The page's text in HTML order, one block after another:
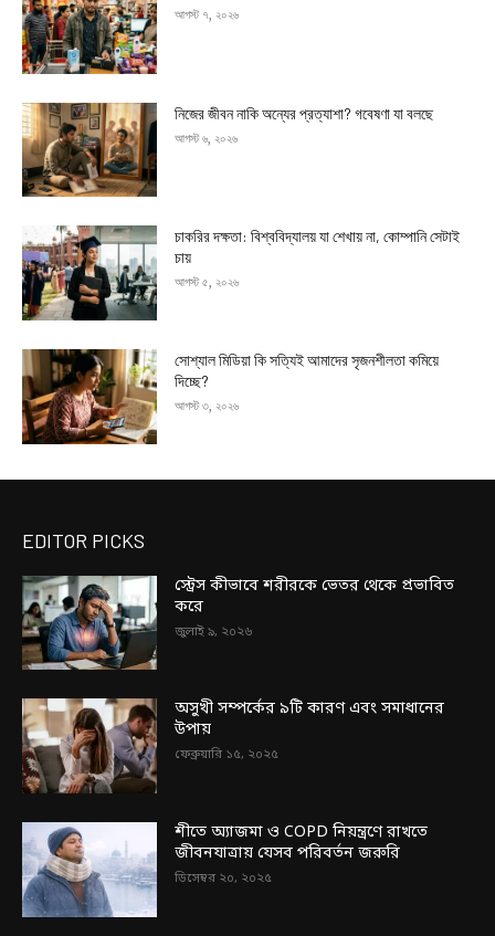
আগস্ট ৭, ২০২৬
নিজের জীবন নাকি অন্যের প্রত্যাশা? গবেষণা যা বলছে
আগস্ট ৬, ২০২৬
চাকরির দক্ষতা: বিশ্ববিদ্যালয় যা শেখায় না, কোম্পানি সেটাই
চায়
আগস্ট ৫, ২০২৬
সোশ্যাল মিডিয়া কি সত্যিই আমাদের সৃজনশীলতা কমিয়ে
দিচ্ছে?
আগস্ট ৩, ২০২৬
EDITOR PICKS
স্ট্রেস কীভাবে শরীরকে ভেতর থেকে প্রভাবিত
করে
জুলাই ৯, ২০২৬
অসুখী সম্পর্কের ৯টি কারণ এবং সমাধানের
উপায়
ফেব্রুয়ারি ১৫, ২০২৫
শীতে অ্যাজমা ও COPD নিয়ন্ত্রণে রাখতে
জীবনযাত্রায় যেসব পরিবর্তন জরুরি
ডিসেম্বর ২০, ২০২৫